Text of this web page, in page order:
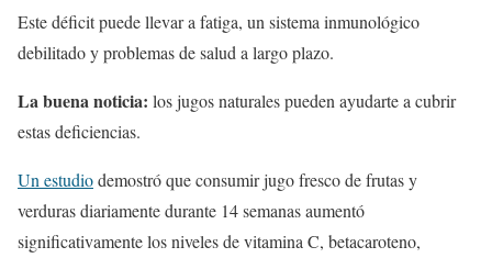
Este déficit puede llevar a fatiga, un sistema inmunológico
debilitado y problemas de salud a largo plazo.
La buena noticia: los jugos naturales pueden ayudarte a cubrir
estas deficiencias.
Un estudiodemostró que consumir jugo fresco de frutas y
verduras diariamente durante 14 semanas aumentó
significativamente los niveles de vitamina C, betacaroteno,